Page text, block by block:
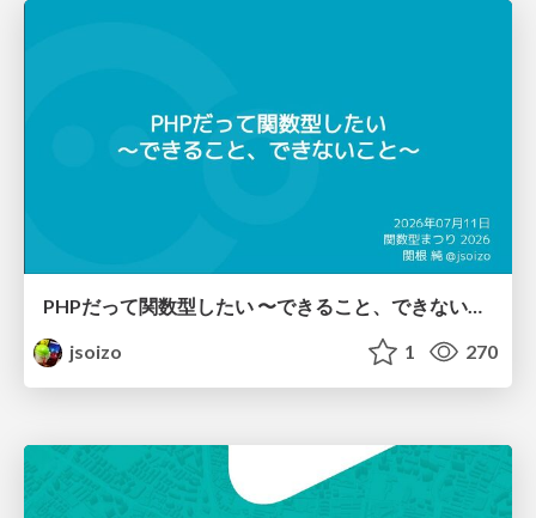
PHPだって関数型したい 〜できること、できないこと〜 / fp-in-php
jsoizo
1 270